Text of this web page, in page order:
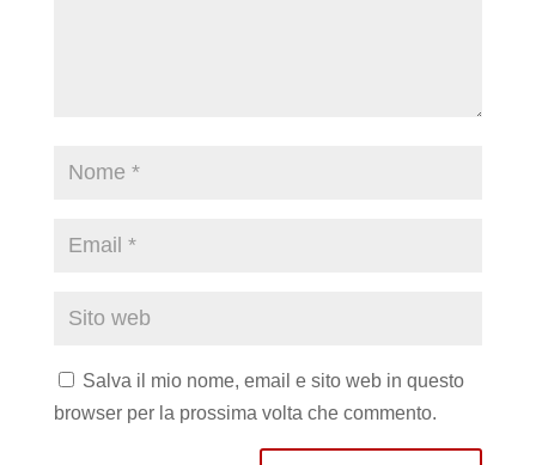
Salva il mio nome, email e sito web in questo
browser per la prossima volta che commento.